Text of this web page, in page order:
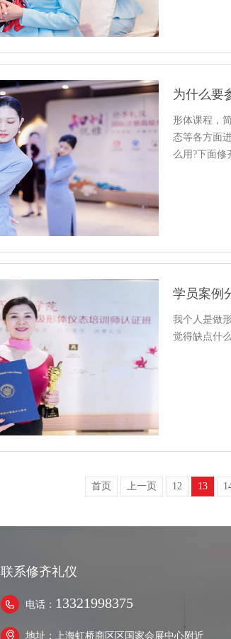
为什么要
形体课程，
态等各方面
么用?下面修
学员案例
我个人是做
觉得缺点什
首页 上一页 12 13
联系修齐礼仪
电话： 13321998375
地址：上海虹桥商区区国家会展中心附近